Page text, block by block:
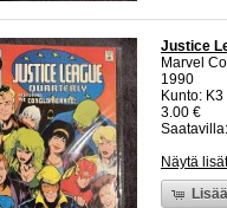
Justice
Marvel
1990
Kunto:
3.00 €
Näytä